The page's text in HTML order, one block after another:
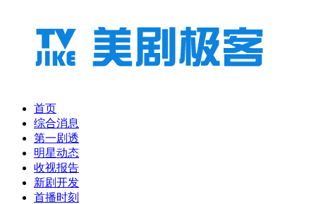
首页
综合消息
第一剧透
明星动态
收视报告
新剧开发
首播时刻